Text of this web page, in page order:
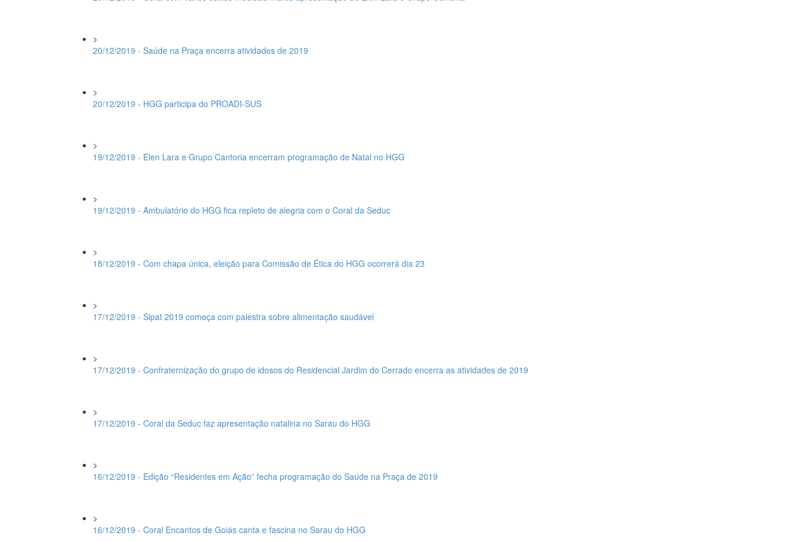
>
20/12/2019 - Saúde na Praça encerra atividades de 2019
>
20/12/2019 - HGG participa do PROADI-SUS
>
19/12/2019 - Elen Lara e Grupo Cantoria encerram programação de Natal no HGG
>
19/12/2019 - Ambulatório do HGG fica repleto de alegria com o Coral da Seduc
>
18/12/2019 - Com chapa única, eleição para Comissão de Ética do HGG ocorrerá dia 23
>
17/12/2019 - Sipat 2019 começa com palestra sobre alimentação saudável
>
17/12/2019 - Confraternização do grupo de idosos do Residencial Jardim do Cerrado encerra as atividades de 2019
>
17/12/2019 - Coral da Seduc faz apresentação natalina no Sarau do HGG
>
16/12/2019 - Edição “Residentes em Ação” fecha programação do Saúde na Praça de 2019
>
16/12/2019 - Coral Encantos de Goiás canta e fascina no Sarau do HGG